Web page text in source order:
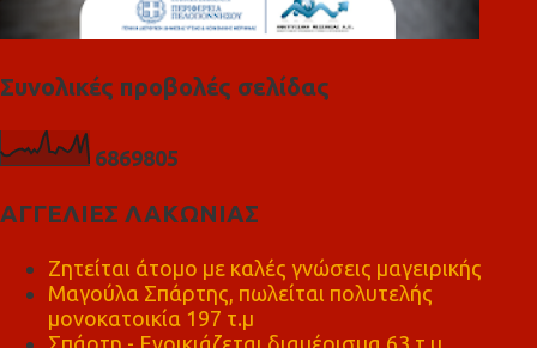
Συνολικές προβολές σελίδας
6869805
ΑΓΓΕΛΙΕΣ ΛΑΚΩΝΙΑΣ
Ζητείται άτομο με καλές γνώσεις μαγειρικής
Μαγούλα Σπάρτης, πωλείται πολυτελής
μονοκατοικία 197 τ.μ
Σπάρτη - Ενοικιάζεται διαμέρισμα 63 τ.μ